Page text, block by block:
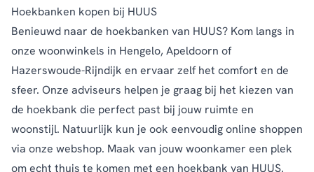
Hoekbanken kopen bij HUUS
Benieuwd naar de hoekbanken van HUUS? Kom langs in
onze woonwinkels in Hengelo, Apeldoorn of
Hazerswoude-Rijndijk en ervaar zelf het comfort en de
sfeer. Onze adviseurs helpen je graag bij het kiezen van
de hoekbank die perfect past bij jouw ruimte en
woonstijl. Natuurlijk kun je ook eenvoudig online shoppen
via onze webshop. Maak van jouw woonkamer een plek
om echt thuis te komen met een hoekbank van HUUS.